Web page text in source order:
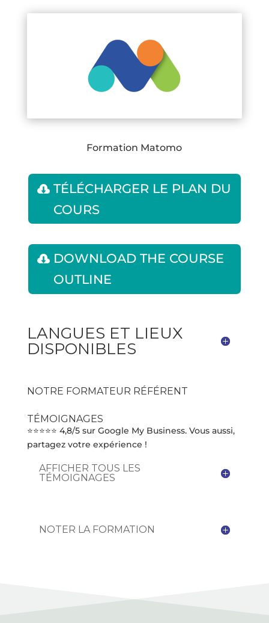
Formation Matomo
TÉLÉCHARGER LE PLAN DU
COURS
DOWNLOAD THE COURSE
OUTLINE
LANGUES ET LIEUX
DISPONIBLES
NOTRE FORMATEUR RÉFÉRENT
TÉMOIGNAGES
⭐⭐⭐⭐⭐ 4,8/5 sur Google My Business. Vous aussi,
partagez votre expérience !
AFFICHER TOUS LES
TÉMOIGNAGES
NOTER LA FORMATION